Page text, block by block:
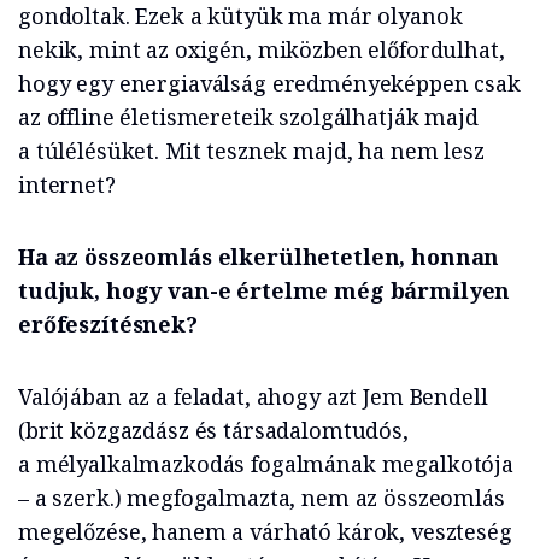
gondoltak. Ezek a kütyük ma már olyanok
nekik, mint az oxigén, miközben előfordulhat,
hogy egy energiaválság eredményeképpen csak
az offline életismereteik szolgálhatják majd
a túlélésüket. Mit tesznek majd, ha nem lesz
internet?
Ha az összeomlás elkerülhetetlen, honnan
tudjuk, hogy van-e értelme még bármilyen
erőfeszítésnek?
Valójában az a feladat, ahogy azt Jem Bendell
(brit közgazdász és társadalomtudós,
a mélyalkalmazkodás fogalmának megalkotója
– a szerk.) megfogalmazta, nem az összeomlás
megelőzése, hanem a várható károk, veszteség